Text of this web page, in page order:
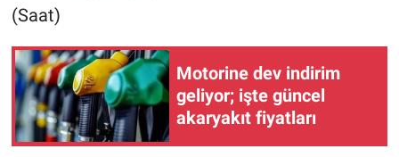
(Saat)
Motorine dev indirim
geliyor; işte güncel
akaryakıt fiyatları